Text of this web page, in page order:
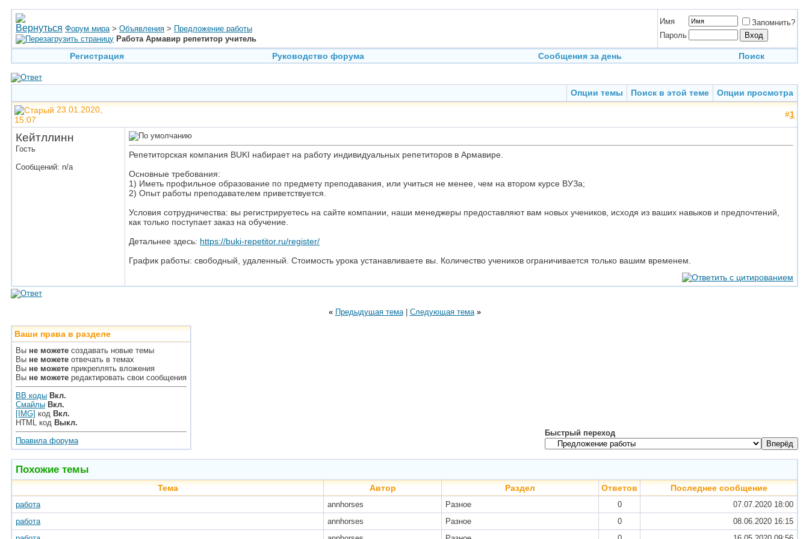
Форум мира > Объявления > Предложение работы
Работа Армавир репетитор учитель
Имя
Запомнить?
Пароль
Регистрация Руководство форума Сообщения за день Поиск
Опции темы Поиск в этой теме
Опции просмотра
23.01.2020,
15:07
#1
Кейтллинн
Гость
Сообщений: n/a
Репетиторская компания BUKI набирает на работу индивидуальных репетиторов в Армавире.
Основные требования:
1) Иметь профильное образование по предмету преподавания, или учиться не менее, чем на втором курсе ВУЗа;
2) Опыт работы преподавателем приветствуется.
Условия сотрудничества: вы регистрируетесь на сайте компании, наши менеджеры предоставляют вам новых учеников, исходя из ваших навыков и предпочтений,
как только поступает заказ на обучение.
Детальнее здесь: https://buki-repetitor.ru/register/
График работы: свободный, удаленный. Стоимость урока устанавливаете вы. Количество учеников ограничивается только вашим временем.
« Предыдущая тема| Следующая тема »
Ваши права в разделе
Вы не можете создавать новые темы
Вы не можете отвечать в темах
Вы не можете прикреплять вложения
Вы не можете редактировать свои сообщения
BB коды Вкл.
Смайлы Вкл.
[IMG] код Вкл.
HTML код Выкл.
Правила форума
Быстрый переход
Похожие темы
Тема Автор Раздел Ответов Последнее сообщение
работа annhorses Разное 0 07.07.2020 18:00
работа
annhorses Разное 0 08.06.2020 16:15